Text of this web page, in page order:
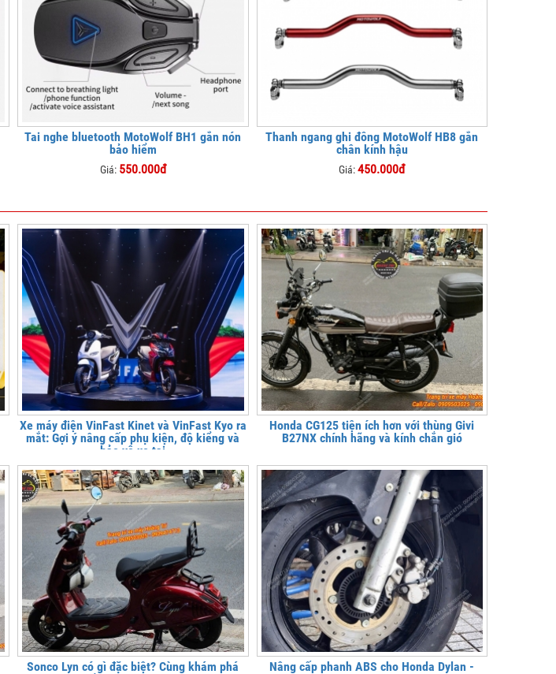
Tai nghe bluetooth MotoWolf BH1 gắn nón
bảo hiểm
Giá: 550.000đ
Thanh ngang ghi đông MotoWolf HB8 gắn
chân kính hậu
Giá:450.000đ
Xe máy điện VinFast Kinet và VinFast Kyo ra
mắt: Gợi ý nâng cấp phụ kiện, độ kiểng và
bảo vệ xe tại
Honda CG125 tiện ích hơn với thùng Givi
B27NX chính hãng và kính chắn gió
Sonco Lyn có gì đặc biệt? Cùng khám phá
Nâng cấp phanh ABS cho Honda Dylan -